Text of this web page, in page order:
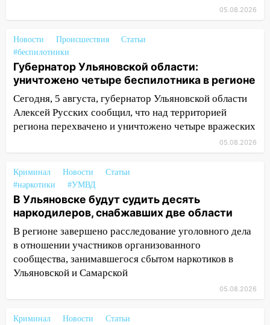
В Ульяновске будут судить десять
09:25
Вынесли приговор дебоширам,
избившим мужчину в трамвае
08:27 Ульяновская полиция получила
один из шести уникальных автомобилей
в России
07:02 Жара отступит: какой будет
погода в Ульяновске днем 5 августа
летнюю девочку в центре Ульяновска
06:00 Мертвеца выкопали, посадили в
мешок и попытались утопить в Волге
05:30 Астрологи назвали самый
опасный день августа: что ждет каждый
знак 5 августа
04.08.2026
05.08.2026
Новости Происшествия
Статьи
#беспилотники
Губернатор Ульяновской области:
уничтожено четыре беспилотника в регионе
Сегодня, 5 августа, губернатор Ульяновской области
Алексей Русских сообщил, что над территорией
региона перехвачено и уничтожено четыре вражеских
05.08.2026
Криминал Новости
Статьи
#наркотики
#УМВД
В Ульяновске будут судить десять
наркодилеров, снабжавших две области
В регионе завершено расследование уголовного дела
в отношении участников организованного
сообщества, занимавшегося сбытом наркотиков в
Ульяновской и Самарской
05.08.2026
Криминал Новости
Статьи